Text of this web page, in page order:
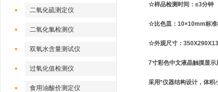
二氧化硫测定仪
二氧化氯检测仪
双氧水含量测试仪
过氧化值检测仪
食用油酸价测定仪
☆样品检测时间：≤3分钟
☆比色皿：10×10mm标准
☆外观尺寸：
7寸彩色中文液晶触摸显
采用*仪器结构设计，体积